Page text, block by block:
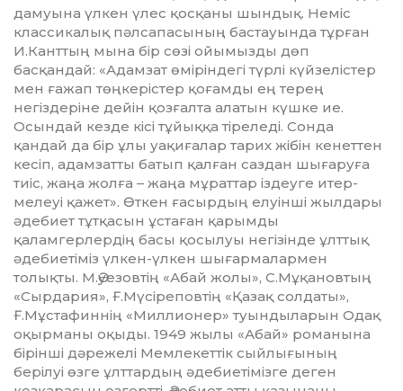
дамуына үлкен үлес қос­қаны шындық. Неміс
класси­калық пәлсапасының бас­тауында тұрған
И.Канттың мына бір сөзі ойымызды дөп
басқандай: «Адамзат өміріндегі түрлі күйзелістер
мен ғажап төңкерістер қоғамды ең терең
негіздеріне дейін қозғалта ала­тын күшке ие.
Осындай кезде кісі тұйыққа тіреледі. Сонда
қандай да бір ұлы уақиғалар тарих жібін кенеттен
кесіп, адамзатты батып қал­ған саздан шығаруға
тиіс, жаңа жол­ға – жаңа мұраттар іздеуге итер­
мелеуі қажет». Өткен ғасырдың елуін­ші жылдары
әдебиет тұтқасын ұста­ған қарымды
қаламгерлердің ба­сы қосылуы негізінде ұлттық
әде­биетіміз үлкен-үлкен шығар­малармен
толықты. М.Әуезовтің «Абай жолы», С.Мұқановтың
«Сыр­дария», Ғ.Мүсіреповтің «Қа­зақ солдаты»,
Ғ.Мұстафиннің «Мил­лионер» туындыларын Одақ
оқырманы оқыды. 1949 жылы «Абай» романына
бірінші дәрежелі Мемлекеттік сыйлығының
берілуі өзге ұлттардың әдебиетімізге деген